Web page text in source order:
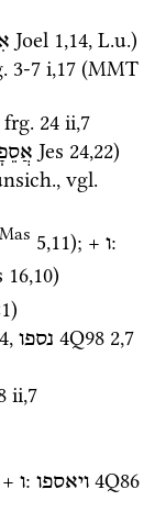
Joel 1,14, L.u.)
3-7 i,17 (MMT
frg. 24 ii,7
Jes 24,22)
, vgl.
Mas 5,11); + ו
16,10)
)
4, נספו 4Q98 2,7
ii,7
ו: ויאספו 4Q86